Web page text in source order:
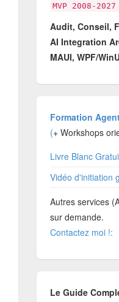
MVP 2008-
Audit, Conseil,
AI Integration
MAUI, WPF/
Formation
(+ Workshops
Livre Blanc
Vidéo d'initiation
Autres services
sur demande.
Contactez moi !:
Le Guide